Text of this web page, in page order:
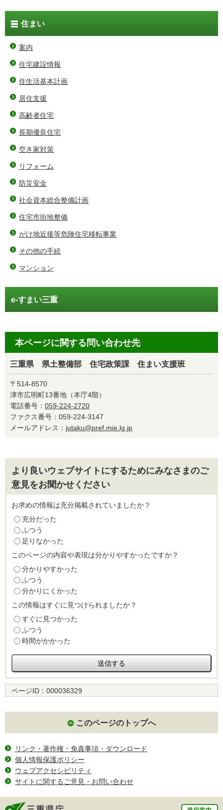
住まい
案内
住宅建設情報
住生活基本計画
居住支援
高齢者住宅
長期優良住宅
空き家対策
リフォーム
防災安全
社会資本総合整備計画
住宅市街地整備
がけ地近接等危険住宅移転事業
その他の手続
マンション
e-すまい三重
本ページに関する問い合わせ先
三重県 県土整備部 住宅政策課 住まい支援班
〒514-8570
津市広明町13番地（本庁4階）
電話番号： 059-224-2720
ファクス番号：059-224-3147
メールアドレス： jutaku@pref.mie.lg.jp
より良いウェブサイトにするためにみなさまのご
意見をお聞かせください
お求めの情報は充分掲載されていましたか？
充分だった
ふつう
足りなかった
このページの内容や表現は分かりやすかったですか？
分かりやすかった
ふつう
分かりにくかった
この情報はすぐに見つけられましたか？
すぐに見つかった
ふつう
時間がかかった
ページID： 000036329
このページのトップへ
リンク・著作権・免責事項・ダウンロード
個人情報保護ポリシー
ウェブアクセシビリティ
サイトに関するご意見・お問い合わせ